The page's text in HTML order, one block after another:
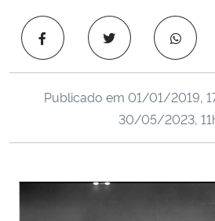
Ministério da Cidadania
Ministério da Saúde
Ministério de Minas e Energia
Ministério da Ciência, Tecnologia, Inovações e
Ministério do Meio Ambiente
Publicado em 01/01/2019,
30/05/2023,